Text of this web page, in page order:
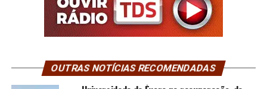
OUTRAS NOTÍCIAS RECOMENDADAS